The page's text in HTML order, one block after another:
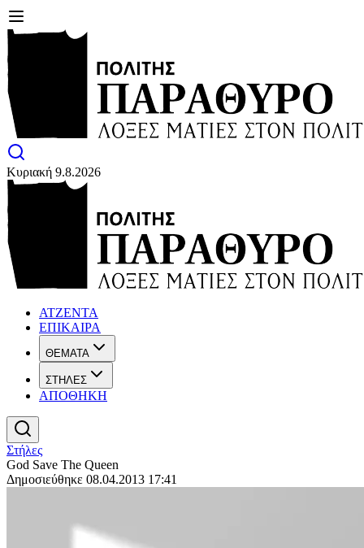
Κυριακή 9.8.2026
ΑΤΖΕΝΤΑ
ΕΠΙΚΑΙΡΑ
ΘΕΜΑΤΑ
ΣΤΗΛΕΣ
ΑΠΟΘΗΚΗ
Στήλες
God Save The Queen
Δημοσιεύθηκε 08.04.2013 17:41